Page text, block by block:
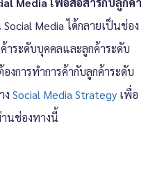
Media ได้กลายเป็นช่อง
าระดับบุคคลและลูกค้าระดับ
การทำการค้ากับลูกค้าระดับ
ง Social Media Strategy เพื่อ
นช่องทางนี้